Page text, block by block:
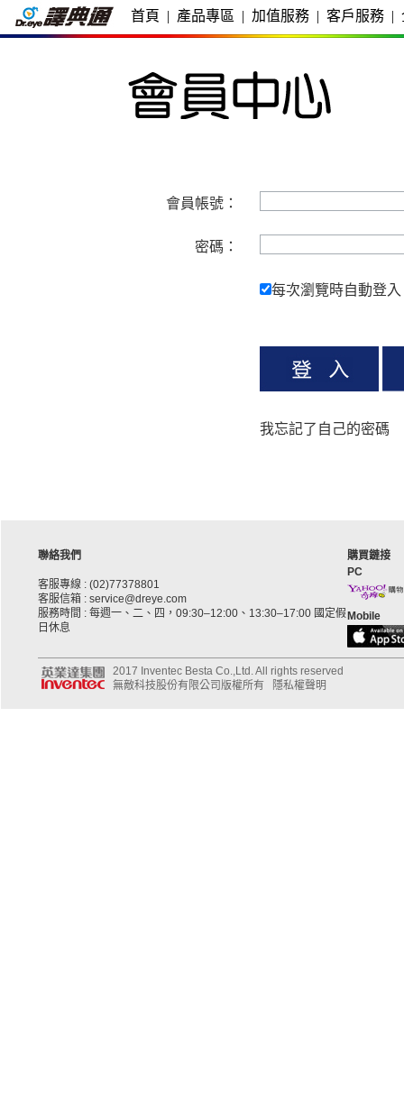
首頁 | 產品專區 | 加值服務 | 客戶服務 |
會員帳號：
密碼：
每次瀏覽時自動登入
我忘記了自己的密碼
聯絡我們
客服專線 : (02)77378801
客服信箱 : service@dreye.com
服務時間 : 每週一、二、四，09:30–12:00、13:30–17:00 國定假
日休息
購買鏈接
PC
Mobile
2017 Inventec Besta Co.,Ltd. All rights reserved
無敵科技股份有限公司版權所有
隱私權聲明